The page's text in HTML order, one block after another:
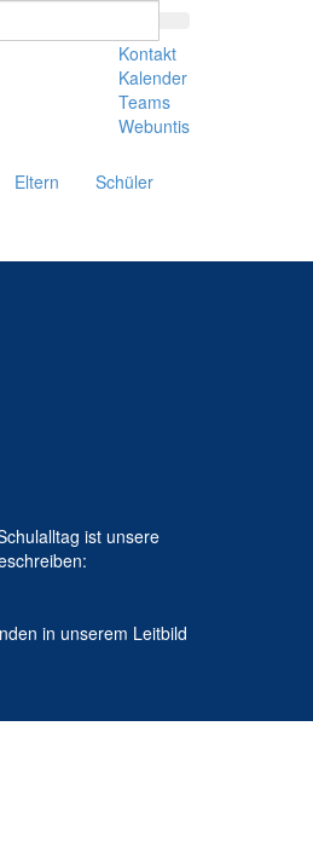
Kontakt
Kalender
Teams
Webuntis
Eltern Schüler
ist unsere
in unserem Leitbild